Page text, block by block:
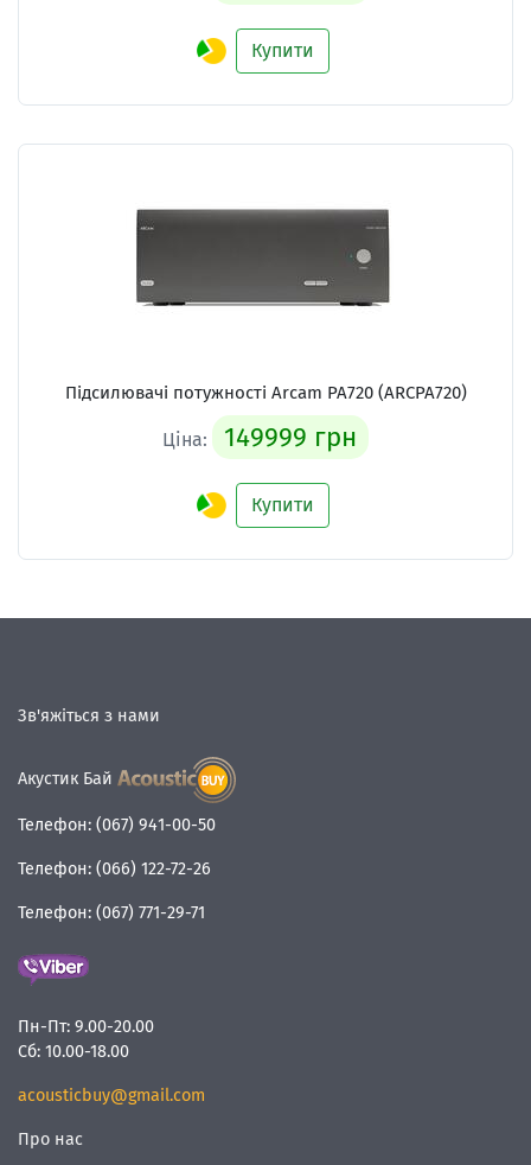
Купити
Підсилювачі потужності Arcam PA720 (ARCPA720)
Ціна: 149999 грн
Купити
Зв'яжіться з нами
Акустик Бай
Телефон: (067) 941-00-50
Телефон: (066) 122-72-26
Телефон: (067) 771-29-71
Пн-Пт: 9.00-20.00
Сб: 10.00-18.00
acousticbuy@gmail.com
Про нас